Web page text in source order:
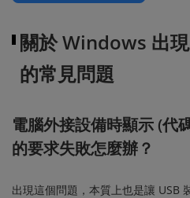
關於 Windows 出
的常見問題
電腦外接設備時顯示 (代
的要求失敗怎麼辦？
出現這個問題，本質上也是讓 USB